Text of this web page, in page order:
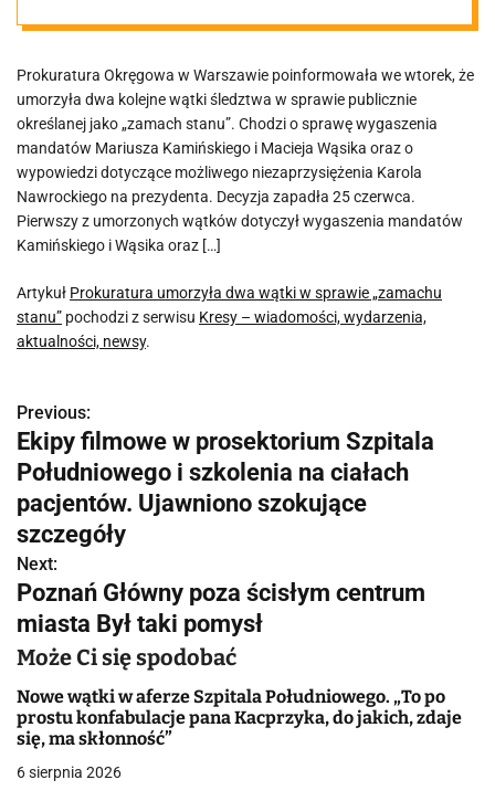
„zamachu
stanu”
Prokuratura Okręgowa w Warszawie poinformowała we wtorek, że
umorzyła dwa kolejne wątki śledztwa w sprawie publicznie
określanej jako „zamach stanu”. Chodzi o sprawę wygaszenia
mandatów Mariusza Kamińskiego i Macieja Wąsika oraz o
wypowiedzi dotyczące możliwego niezaprzysiężenia Karola
Nawrockiego na prezydenta. Decyzja zapadła 25 czerwca.
Pierwszy z umorzonych wątków dotyczył wygaszenia mandatów
Kamińskiego i Wąsika oraz […]
Artykuł Prokuratura umorzyła dwa wątki w sprawie „zamachu
stanu” pochodzi z serwisu Kresy – wiadomości, wydarzenia,
aktualności, newsy.
N
a
w
i
g
a
c
j
a
Previous:
Ekipy filmowe w prosektorium Szpitala
Południowego i szkolenia na ciałach
pacjentów. Ujawniono szokujące
szczegóły
Next:
Poznań Główny poza ścisłym centrum
miasta Był taki pomysł
Może Ci się spodobać
Nowe wątki w aferze Szpitala Południowego. „To po
prostu konfabulacje pana Kacprzyka, do jakich, zdaje
się, ma skłonność”
6 sierpnia 2026